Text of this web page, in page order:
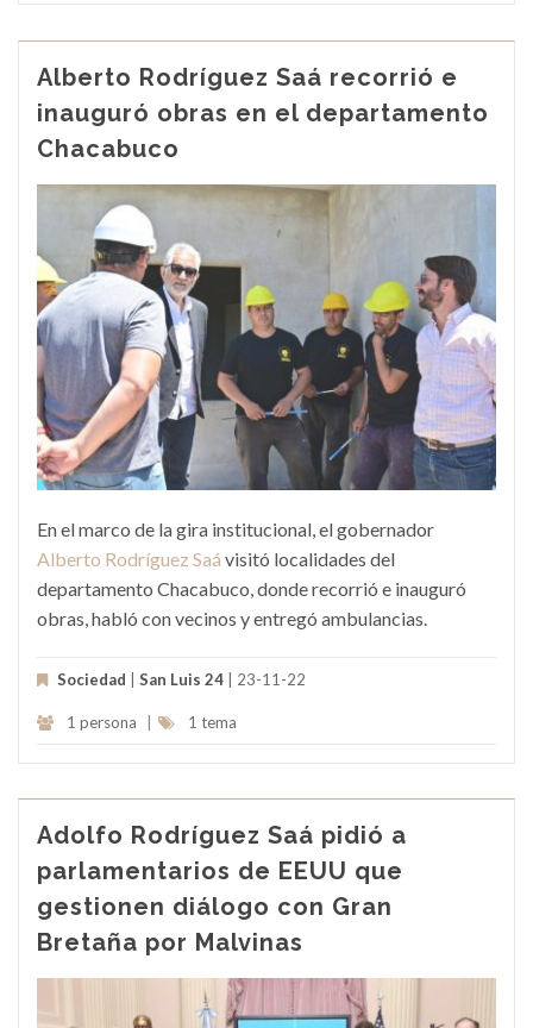
Alberto Rodríguez Saá recorrió e
inauguró obras en el departamento
Chacabuco
En el marco de la gira institucional, el gobernador
Alberto Rodríguez Saá visitó localidades del
departamento Chacabuco, donde recorrió e inauguró
obras, habló con vecinos y entregó ambulancias.
Sociedad San Luis 24 | 23-11-22
1 persona 1 tema
Adolfo Rodríguez Saá pidió a
parlamentarios de EEUU que
gestionen diálogo con Gran
Bretaña por Malvinas